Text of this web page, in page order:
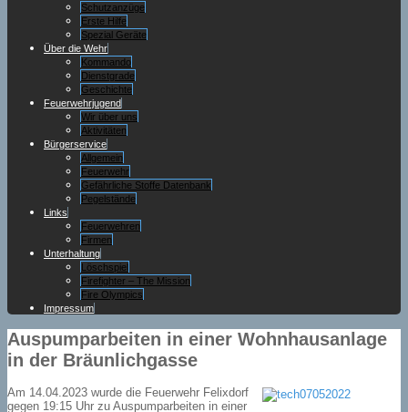
Schutzanzüge
Erste Hilfe
Spezial Geräte
Über die Wehr
Kommando
Dienstgrade
Geschichte
Feuerwehrjugend
Wir über uns
Aktivitäten
Bürgerservice
Allgemein
Feuerwehr
Gefährliche Stoffe Datenbank
Pegelstände
Links
Feuerwehren
Firmen
Unterhaltung
Löschspiel
Firefighter – The Mission
Fire Olympics
Impressum
Auspumparbeiten in einer Wohnhausanlage
in der Bräunlichgasse
Am 14.04.2023 wurde die Feuerwehr Felixdorf
gegen 19:15 Uhr zu Auspumparbeiten in einer